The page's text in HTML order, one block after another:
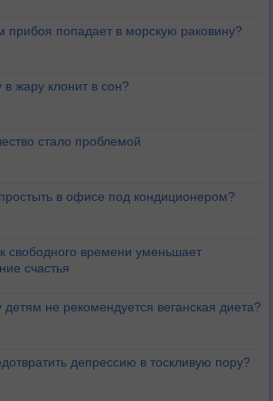
прибоя попадает в морскую раковину?
жару клонит в сон?
стало проблемой
в офисе под кондиционером?
свободного времени уменьшает
счастья
не рекомендуется веганская диета?
депрессию в тоскливую пору?